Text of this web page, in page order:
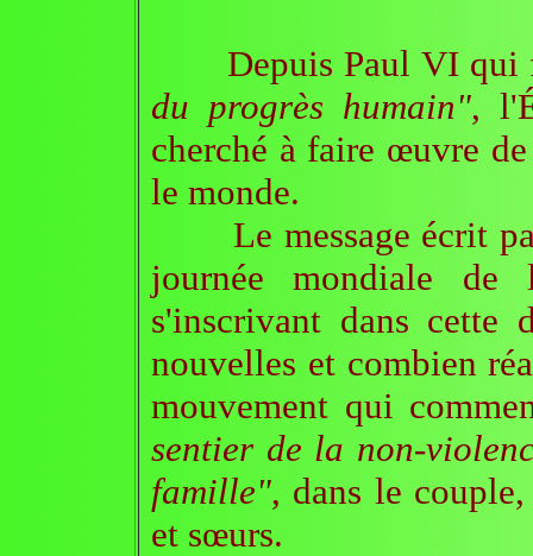
Depuis Paul VI qui
du progrès humain",
cherché à faire œuvre
le monde.
Le message écrit par
journée mondiale
s'inscrivant dans cette
nouvelles et combien
mouvement qui
sentier de la non-
famille", dans le
et sœurs.